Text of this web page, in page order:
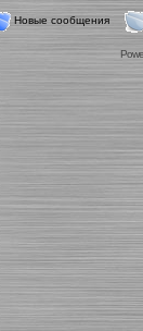
Новые сообщения